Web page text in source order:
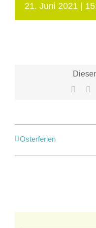
21. Juni 2021 |
Osterferien